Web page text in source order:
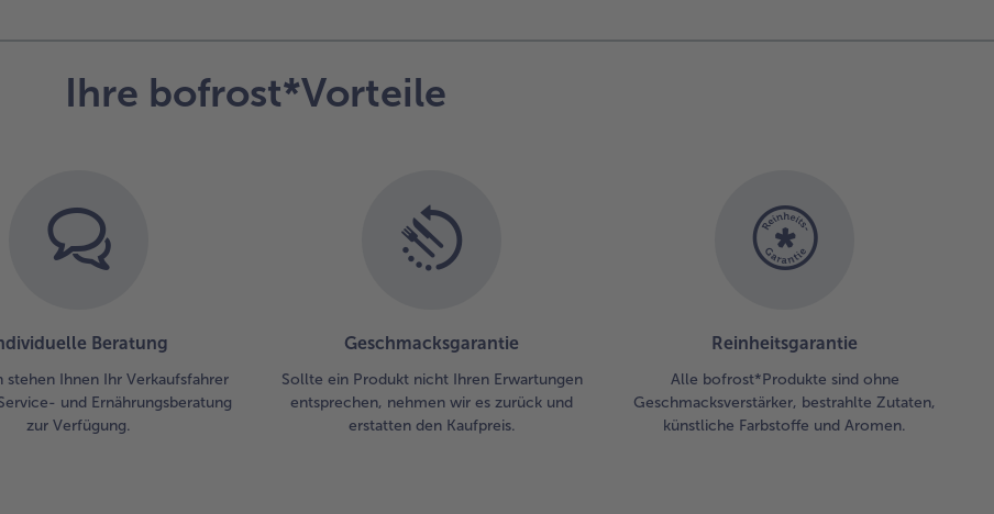
Ihre bofrost*Vorteile
Beratung
stehen Ihnen Ihr Verkaufsfahrer
und Ernährungsberatung
zur Verfügung.
Geschmacksgarantie
Sollte ein Produkt nicht Ihren Erwartungen
entsprechen, nehmen wir es zurück und
erstatten den Kaufpreis.
Reinheitsgarantie
Alle bofrost*Produkte sind ohne
Geschmacksverstärker, bestrahlte Zutaten,
künstliche Farbstoffe und Aromen.